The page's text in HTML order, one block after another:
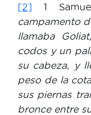
[2] 1
campamento
llamaba
codos y un
su cabeza, y
peso de la
sus piernas
bronce entre